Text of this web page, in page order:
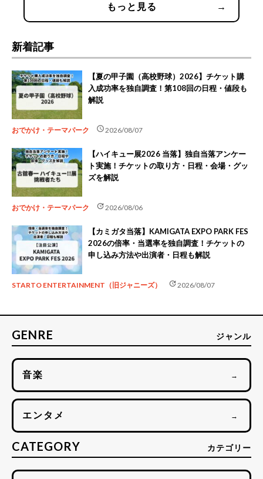
もっと見る →
新着記事
【夏の甲子園（高校野球）2026】チケット購
入成功率を独自調査！第108回の日程・値段も
解説
おでかけ・テーマパーク schedule2026/08/07
【ハイキュー展2026 当落】独自当落アンケー
ト実施！チケットの取り方・日程・会場・グッ
ズを解説
おでかけ・テーマパーク update2026/08/06
【カミガタ当落】KAMIGATA EXPO PARK FES
2026の倍率・当選率を独自調査！チケットの
申し込み方法や出演者・日程も解説
STARTO ENTERTAINMENT（旧ジャニーズ） update2026/08/07
GENRE ジャンル
音楽 →
エンタメ →
CATEGORY カテゴリー